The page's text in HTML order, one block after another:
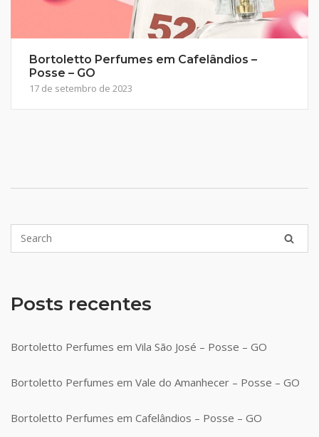
Bortoletto Perfumes em Cafelândios –
Posse – GO
17 de setembro de 2023
Posts recentes
Bortoletto Perfumes em Vila São José – Posse – GO
Bortoletto Perfumes em Vale do Amanhecer – Posse – GO
Bortoletto Perfumes em Cafelândios – Posse – GO